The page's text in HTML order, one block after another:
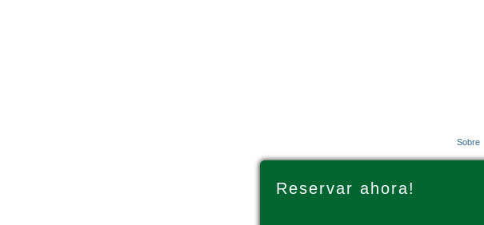
Reservar ahora!
Sobre